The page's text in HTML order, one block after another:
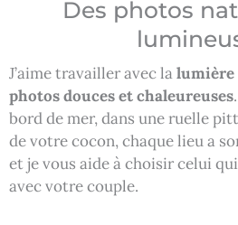
Des photos
J’aime travailler avec lalumière
photos douces et chaleureuses
bord de mer, dans une ruelle
de votre cocon, chaque lieu a
et je vous aide à choisir celui
avec votre couple.